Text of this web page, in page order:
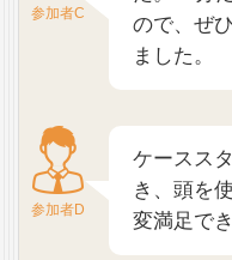
参加者C
ので、ぜ
ました。
参加者D
ケースス
き、頭を
変満足で